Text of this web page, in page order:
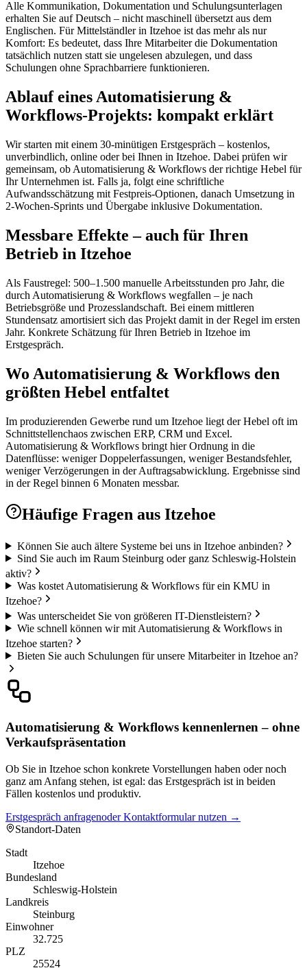
Alle Kommunikation, Dokumentation und Schulungsunterlagen
erhalten Sie auf Deutsch – nicht maschinell übersetzt aus dem
Englischen. Für Mittelständler in Itzehoe ist das mehr als nur
Komfort: Es bedeutet, dass Ihre Mitarbeiter die Dokumentation
tatsächlich nutzen statt sie ungelesen abzulegen, und dass
Schulungen ohne Sprachbarriere funktionieren.
Ablauf eines Automatisierung &
Workflows-Projekts: kompakt erklärt
Wir starten mit einem 30-minütigen Erstgespräch – kostenlos,
unverbindlich, online oder bei Ihnen in Itzehoe. Dabei prüfen wir
gemeinsam, ob Automatisierung & Workflows der richtige Hebel für
Ihr Unternehmen ist. Falls ja, folgt eine schriftliche
Aufwandsschätzung mit Festpreis-Optionen, danach Umsetzung in
2-Wochen-Sprints und Übergabe inklusive Dokumentation.
Messbare Effekte – auch für Ihren
Betrieb in Itzehoe
Als Faustregel: 500–1.500 manuelle Arbeitsstunden pro Jahr, die
durch Automatisierung & Workflows wegfallen – je nach
Betriebsgröße und Prozesslandschaft. Bei einem mittleren
Stundensatz amortisiert sich das Projekt damit in der Regel im ersten
Jahr. Konkrete Schätzung für Ihren Betrieb in Itzehoe im
Erstgespräch.
Wo Automatisierung & Workflows den
größten Hebel entfaltet
Im produzierenden Gewerbe rund um Itzehoe liegt der Hebel oft im
Schnittstellenchaos zwischen ERP, CRM und Excel.
Automatisierung & Workflows bringt hier Ordnung in die
Datenflüsse: weniger Doppelerfassungen, weniger Bestandsfehler,
weniger Verzögerungen in der Auftragsabwicklung. Ergebnisse sind
in der Regel binnen 6 Monaten messbar.
Häufige Fragen aus Itzehoe
Können Sie auch ältere Systeme bei uns in Itzehoe anbinden?
Sind Sie auch im Raum Steinburg oder ganz Schleswig-Holstein
aktiv?
Was kostet Automatisierung & Workflows für ein KMU in
Itzehoe?
Was unterscheidet Sie von größeren IT-Dienstleistern?
Wie schnell können wir mit Automatisierung & Workflows in
Itzehoe starten?
Bieten Sie auch Schulungen für unsere Mitarbeiter in Itzehoe an?
Automatisierung & Workflows kennenlernen – ohne
Verkaufspräsentation
Ob Sie in Itzehoe schon konkrete Vorstellungen haben oder noch
ganz am Anfang stehen, ist egal: das Erstgespräch ist in beiden
Fällen kostenlos und produktiv.
Erstgespräch anfragenoder Kontaktformular nutzen →
Standort-Daten
Stadt
Itzehoe
Bundesland
Schleswig-Holstein
Landkreis
Steinburg
Einwohner
32.725
PLZ
25524